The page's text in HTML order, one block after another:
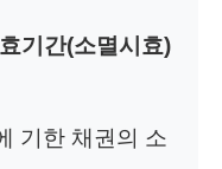
기간(소멸시효)
기한 채권의 소